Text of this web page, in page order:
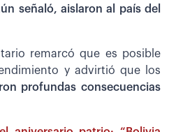
señaló, aislaron al país del
remarcó que es posible
y advirtió que los
profundas consecuencias